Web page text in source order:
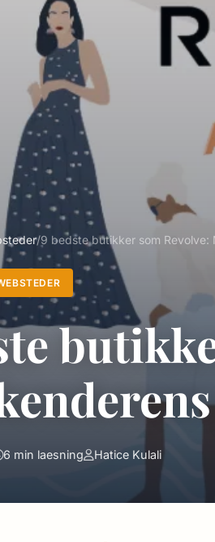
/9 bedste butikker som Revolve:
6 min laesning Hatice Kulali